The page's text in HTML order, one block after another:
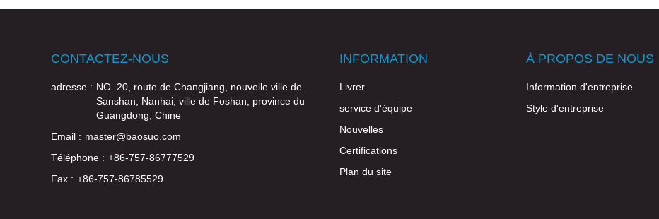
CONTACTEZ-NOUS
adresse : NO. 20, route de Changjiang, nouvelle ville de
Sanshan, Nanhai, ville de Foshan, province du
Guangdong, Chine
Email : master@baosuo.com
Téléphone : +86-757-86777529
Fax : +86-757-86785529
INFORMATION
Livrer
service d'équipe
Nouvelles
Certifications
Plan du site
À PROPOS DE NOUS
Information d'entreprise
Style d'entreprise